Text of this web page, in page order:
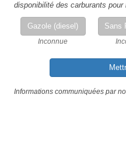
disponibilité des carburants
Gazole (diesel)
Inconnue
Sans
Informations communiquées par